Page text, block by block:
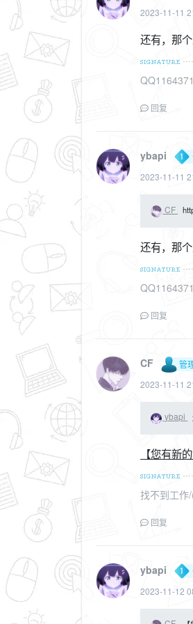
2023-11-11
还有，那
回复
ybapi
2023-11-11
CF
还有，那
回复
CF
管
2023-11-11
ybapi
【您有新
找不到工作
回复
ybapi
2023-11-12